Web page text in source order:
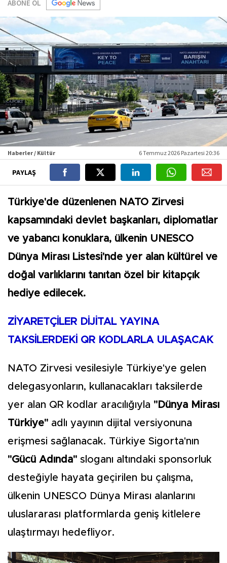
ABONE OL
Haberler / Kültür 6 Temmuz 2026 Pazartesi 20:36
PAYLAŞ
Türkiye'de düzenlenen NATO Zirvesi
kapsamındaki devlet başkanları, diplomatlar
ve yabancı konuklara, ülkenin UNESCO
Dünya Mirası Listesi'nde yer alan kültürel ve
doğal varlıklarını tanıtan özel bir kitapçık
hediye edilecek.
ZİYARETÇİLER DİJİTAL YAYINA
TAKSİLERDEKİ QR KODLARLA ULAŞACAK
NATO Zirvesi vesilesiyle Türkiye'ye gelen
delegasyonların, kullanacakları taksilerde
yer alan QR kodlar aracılığıyla "Dünya Mirası
Türkiye" adlı yayının dijital versiyonuna
erişmesi sağlanacak. Türkiye Sigorta'nın
"Gücü Adında" sloganı altındaki sponsorluk
desteğiyle hayata geçirilen bu çalışma,
ülkenin UNESCO Dünya Mirası alanlarını
uluslararası platformlarda geniş kitlelere
ulaştırmayı hedefliyor.